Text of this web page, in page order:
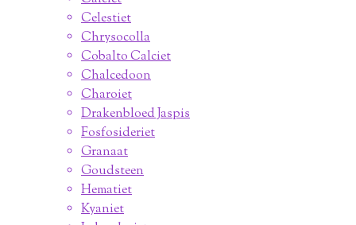
Celestiet
Chrysocolla
Cobalto Calciet
Chalcedoon
Charoiet
Drakenbloed Jaspis
Fosfosideriet
Granaat
Goudsteen
Hematiet
Kyaniet